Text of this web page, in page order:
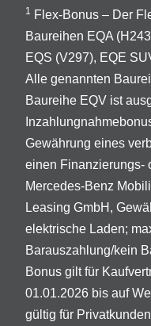
1 Flex-Bonus – Der
Baureihen EQA
EQS (V297), EQE
Alle genannten
Baureihe EQV ist
Gewährung eines
einen Finanzierungs-
Mercedes-Benz
Leasing GmbH,
elektrische Laden;
Barauszahlung/kein
Bonus gilt für
01.01.2026 bis auf
gültig für